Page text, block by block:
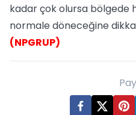
kadar çok olursa bölgede
normale döneceğine
(NPGRUP)